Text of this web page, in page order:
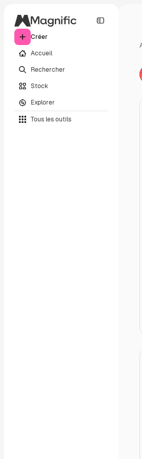
Créer
Accueil
Rechercher
Stock
Explorer
Tous les outils